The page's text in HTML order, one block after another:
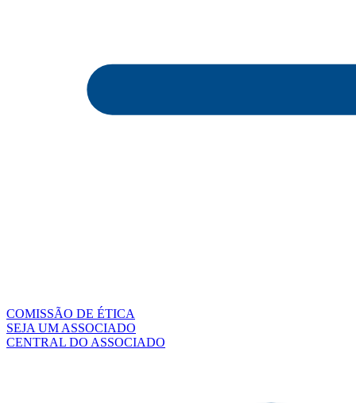
COMISSÃO DE ÉTICA
SEJA UM ASSOCIADO
CENTRAL DO ASSOCIADO